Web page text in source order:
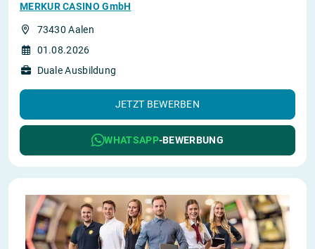
MERKUR CASINO GmbH
73430 Aalen
01.08.2026
Duale Ausbildung
JETZT BEWERBEN
WHATSAPP-BEWERBUNG